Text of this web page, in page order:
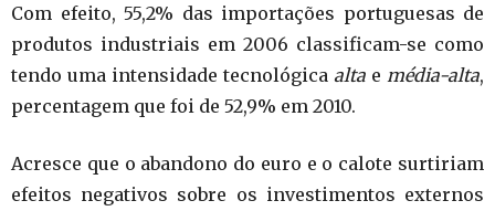
Com efeito, 55,2% das importações portuguesas de
produtos industriais em 2006 classificam-se como
tendo uma intensidade tecnológica alta e média-alta,
percentagem que foi de 52,9% em 2010.
Acresce que o abandono do euro e o calote surtiriam
efeitos negativos sobre os investimentos externos